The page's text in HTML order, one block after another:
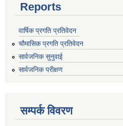
Reports
वार्षिक प्रगति प्रतिवेदन
चौमासिक प्रगति प्रतिवेदन
सार्वजनिक सुनुवाई
सार्वजनिक परीक्षण
सम्पर्क विवरण